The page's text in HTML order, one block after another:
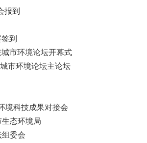
报到
到
市环境论坛开幕式
市环境论坛主论坛
境科技成果对接会
态环境局
委会